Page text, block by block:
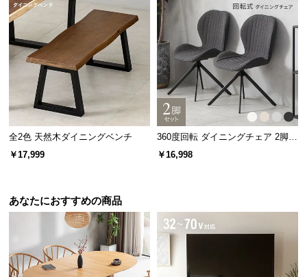
o.,
全2色 天然木ダイニングベンチ
￥17,999
360度回転 ダイニングチェア 2脚セ
ット
￥16,998
あなたにおすすめの商品